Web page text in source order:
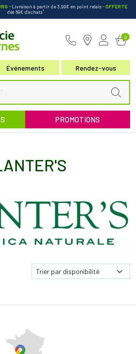
- Livraison à partir de 3,99€ en point relais-OFFERTE
dès 69€ d’achats*
Événements Rendez-vous
0
PROMOTIONS